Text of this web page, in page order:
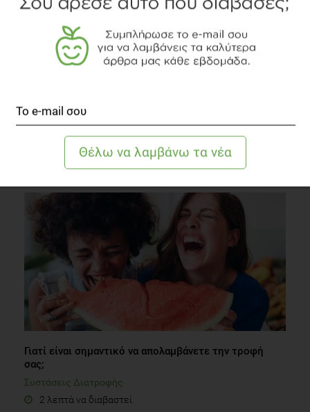
Δυσκοιλιότητα: πώς θα φτάσω την απαραίτητη
ποσότητα φυτικών ινών;
Παθήσεις Πεπτικού
Γιατί είναι σημαντικό να απολαμβάνετε την τροφή
σας;
Συστάσεις Διατροφής
2 λεπτά να διαβαστεί